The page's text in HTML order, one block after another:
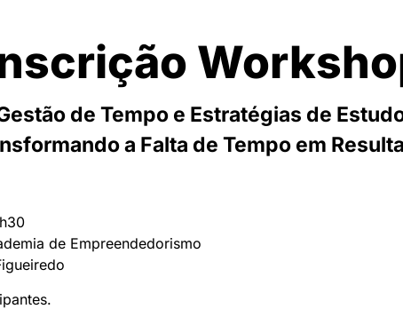
de Tempo e Estratégias de
a Falta de Tempo em
de Empreendedorismo